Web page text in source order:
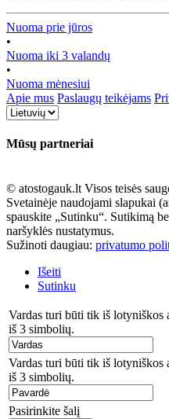
Nuoma prie jūros
•
Nuoma iki 3 valandų
•
Nuoma mėnesiui
Apie mus Paslaugų teikėjams
Mūsų partneriai
© atostogauk.lt Visos teisės
Svetainėje naudojami slapukai
spauskite „Sutinku“. Sutikimą
naršyklės nustatymus.
Sužinoti daugiau: privatumo
Išeiti
Sutinku
Vardas turi būti tik iš lotyniškos
iš 3 simbolių.
Vardas turi būti tik iš lotyniškos
iš 3 simbolių.
Pasirinkite šalį